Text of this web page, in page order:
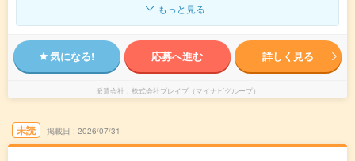
もっと見る
気になる! 応募へ進む 詳しく見る
派遣会社 株式会社ブレイブ（マイナビグループ）
未読 掲載日 2026/07/31